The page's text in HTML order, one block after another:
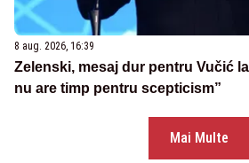
8 aug. 2026, 16:39
Zelenski, mesaj dur pentru Vučić
nu are timp pentru scepticism”
Mai Multe